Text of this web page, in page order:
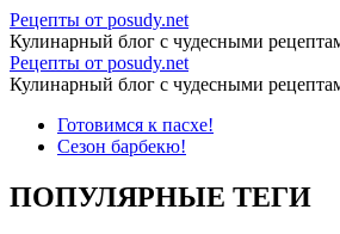
Архивы
сливочное
масло
Рецепты
от
posudy.net
Рецепты от posudy.net
Кулинарный блог с чудесными
Архивы
сливочное
масло
Рецепты
Рецепты от posudy.net
Кулинарный блог с чудесными
ПерейтиГотовимся к пасхе!
Сезон барбекю!
ПОПУЛЯРНЫЕ ТЕГИ